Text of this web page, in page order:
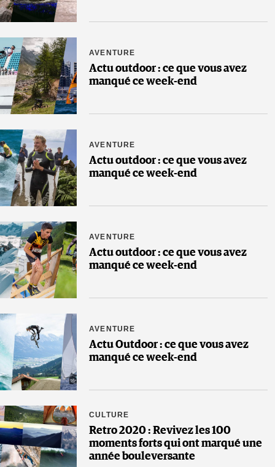
AVENTURE
Actu outdoor : ce que vous avez
manqué ce week-end
AVENTURE
Actu outdoor : ce que vous avez
manqué ce week-end
AVENTURE
Actu outdoor : ce que vous avez
manqué ce week-end
AVENTURE
Actu Outdoor : ce que vous avez
manqué ce week-end
CULTURE
Retro 2020 : Revivez les 100
moments forts qui ont marqué une
année bouleversante